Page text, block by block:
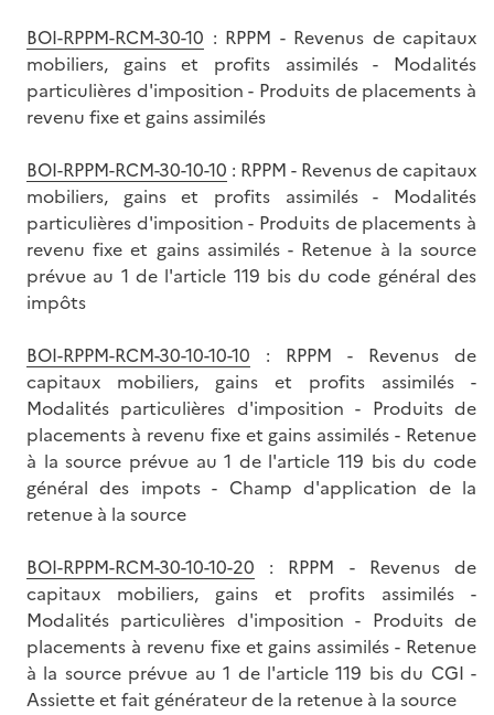
BOI-RPPM-RCM-30-10 : RPPM - Revenus de capitaux
mobiliers, gains et profits assimilés - Modalités
particulières d'imposition - Produits de placements à
revenu fixe et gains assimilés
BOI-RPPM-RCM-30-10-10 : RPPM - Revenus de capitaux
mobiliers, gains et profits assimilés - Modalités
particulières d'imposition - Produits de placements à
revenu fixe et gains assimilés - Retenue à la source
prévue au 1 de l'article 119 bis du code général des
impôts
BOI-RPPM-RCM-30-10-10-10 : RPPM - Revenus de
capitaux mobiliers, gains et profits assimilés -
Modalités particulières d'imposition - Produits de
placements à revenu fixe et gains assimilés - Retenue
à la source prévue au 1 de l'article 119 bis du code
général des impots - Champ d'application de la
retenue à la source
BOI-RPPM-RCM-30-10-10-20 : RPPM - Revenus de
capitaux mobiliers, gains et profits assimilés -
Modalités particulières d'imposition - Produits de
placements à revenu fixe et gains assimilés - Retenue
à la source prévue au 1 de l'article 119 bis du CGI -
Assiette et fait générateur de la retenue à la source